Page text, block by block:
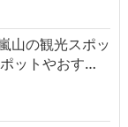
山の観光スポッ
ットやおす…